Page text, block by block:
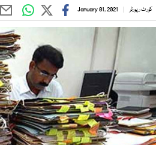
کورٹ رپورٹر January 01, 2021